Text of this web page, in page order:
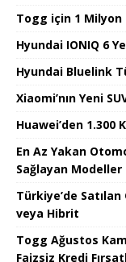
Togg için 1 Milyon
Hyundai IONIQ 6
Hyundai Bluelink
Xiaomi’nın Yeni
Huawei’den 1.300
En Az Yakan
Sağlayan Modeller
Türkiye’de
veya Hibrit
Togg Ağustos
Faizsiz Kredi